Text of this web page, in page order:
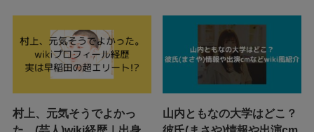
村上、元気そうでよかっ
山内ともなの大学はどこ？